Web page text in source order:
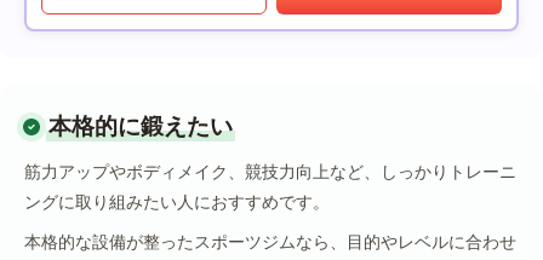
本格的に鍛えたい
筋力アップやボディメイク、競技力向上など、しっかりトレーニ
ングに取り組みたい人におすすめです。
本格的な設備が整ったスポーツジムなら、目的やレベルに合わせ